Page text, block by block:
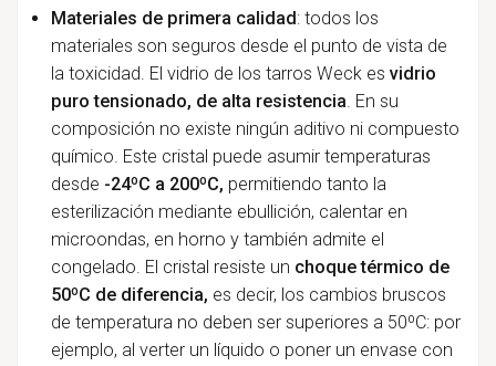
Materiales de primera calidad: todos los
materiales son seguros desde el punto de vista de
la toxicidad. El vidrio de los tarros Weck es vidrio
puro tensionado, de alta resistencia. En su
composición no existe ningún aditivo ni compuesto
químico. Este cristal puede asumir temperaturas
desde -24ºC a 200ºC, permitiendo tanto la
esterilización mediante ebullición, calentar en
microondas, en horno y también admite el
congelado. El cristal resiste un choque térmico de
50ºC de diferencia, es decir, los cambios bruscos
de temperatura no deben ser superiores a 50ºC: por
ejemplo, al verter un líquido o poner un envase con